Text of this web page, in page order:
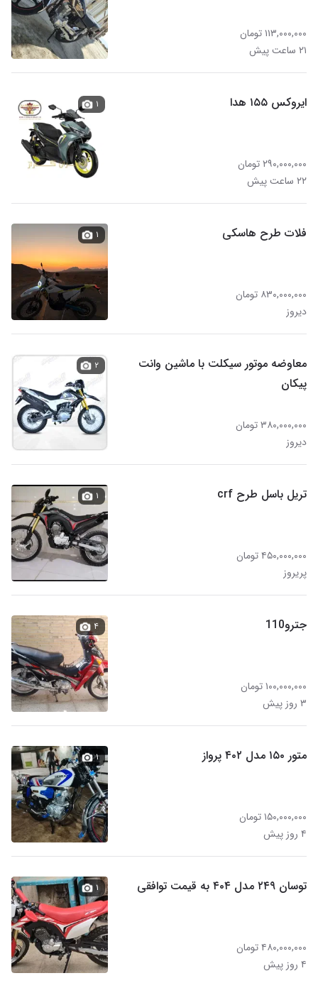
۱۱۳,۰۰۰,۰۰۰ تومان
۲۱ ساعت پیش
ایروکس ۱۵۵ هدا
۲۹۰,۰۰۰,۰۰۰ تومان
۲۲ ساعت پیش
۱
فلات طرح هاسکی
۸۳۰,۰۰۰,۰۰۰ تومان
دیروز
۱
معاوضه موتور سیکلت با ماشین وانت
پیکان
۳۸۰,۰۰۰,۰۰۰ تومان
دیروز
۲
تریل باسل طرح crf
۴۵۰,۰۰۰,۰۰۰ تومان
پریروز
۱
جترو110
۱۰۰,۰۰۰,۰۰۰ تومان
۳ روز پیش
۴
متور ۱۵۰ مدل ۴۰۲ پرواز
۱۵۰,۰۰۰,۰۰۰ تومان
۴ روز پیش
۱
توسان ۲۴۹ مدل ۴۰۴ به قیمت توافقی
۴۸۰,۰۰۰,۰۰۰ تومان
۴ روز پیش
۱